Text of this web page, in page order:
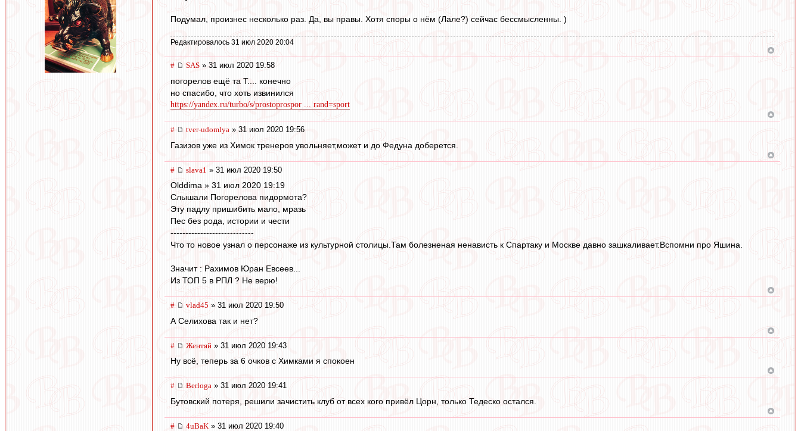
Подумал, произнес несколько раз. Да, вы правы. Хотя споры о нём (Лале?) сейчас бессмысленны. )
Редактировалось 31 июл 2020 20:04
# SAS » 31 июл 2020 19:58
погорелов ещё та Т.... конечно
но спасибо, что хоть извинился
https://yandex.ru/turbo/s/prostoprospor ... rand=sport
# tver-udomlya » 31 июл 2020 19:56
Газизов уже из Химок тренеров увольняет,может и до Федуна доберется.
# slava1 » 31 июл 2020 19:50
Olddima » 31 июл 2020 19:19
Слышали Погорелова пидормота?
Эту падлу пришибить мало, мразь
Пес без рода, истории и чести
----------------------------
Что то новое узнал о персонаже из культурной столицы.Там болезненая ненависть к Спартаку и Москве давно зашкаливает.Вспомни про Яшина.
Значит : Рахимов Юран Евсеев...
Из ТОП 5 в РПЛ ? Не верю!
# vlad45 » 31 июл 2020 19:50
А Селихова так и нет?
# Жентяй » 31 июл 2020 19:43
Ну всё, теперь за 6 очков с Химками я спокоен
# Berloga » 31 июл 2020 19:41
Бутовский потеря, решили зачистить клуб от всех кого привёл Цорн, только Тедеско остался.
# 4uBaK » 31 июл 2020 19:40